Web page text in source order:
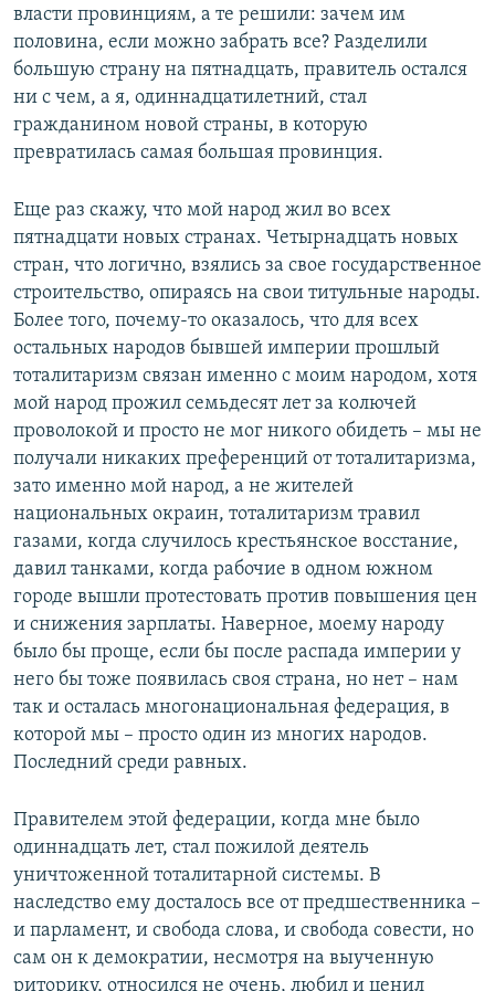
власти провинциям, а те решили: зачем им
половина, если можно забрать все? Разделили
большую страну на пятнадцать, правитель остался
ни с чем, а я, одиннадцатилетний, стал
гражданином новой страны, в которую
превратилась самая большая провинция.
Еще раз скажу, что мой народ жил во всех
пятнадцати новых странах. Четырнадцать новых
стран, что логично, взялись за свое государственное
строительство, опираясь на свои титульные народы.
Более того, почему-то оказалось, что для всех
остальных народов бывшей империи прошлый
тоталитаризм связан именно с моим народом, хотя
мой народ прожил семьдесят лет за колючей
проволокой и просто не мог никого обидеть – мы не
получали никаких преференций от тоталитаризма,
зато именно мой народ, а не жителей
национальных окраин, тоталитаризм травил
газами, когда случилось крестьянское восстание,
давил танками, когда рабочие в одном южном
городе вышли протестовать против повышения цен
и снижения зарплаты. Наверное, моему народу
было бы проще, если бы после распада империи у
него бы тоже появилась своя страна, но нет – нам
так и осталась многонациональная федерация, в
которой мы – просто один из многих народов.
Последний среди равных.
Правителем этой федерации, когда мне было
одиннадцать лет, стал пожилой деятель
уничтоженной тоталитарной системы. В
наследство ему досталось все от предшественника –
и парламент, и свобода слова, и свобода совести, но
сам он к демократии, несмотря на выученную
риторику, относился не очень, любил и ценил